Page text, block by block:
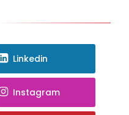
Linkedin
Instagram